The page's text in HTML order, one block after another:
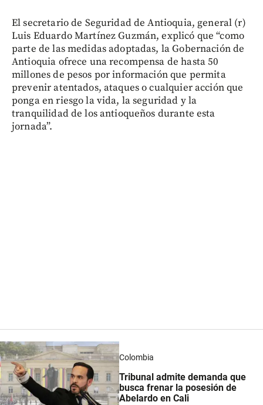
El secretario de Seguridad de Antioquia, general (r)
Luis Eduardo Martínez Guzmán, explicó que “como
parte de las medidas adoptadas, la Gobernación de
Antioquia ofrece una recompensa de hasta 50
millones de pesos por información que permita
prevenir atentados, ataques o cualquier acción que
ponga en riesgo la vida, la seguridad y la
tranquilidad de los antioqueños durante esta
jornada”.
Colombia
Tribunal admite demanda que
busca frenar la posesión de
Abelardo en Cali